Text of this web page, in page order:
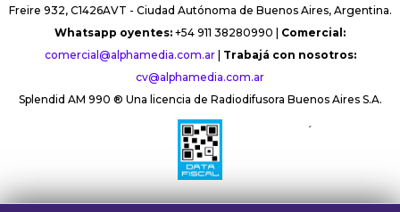
Freire 932, C1426AVT - Ciudad Autónoma de Buenos Aires, Argentina.
Whatsapp oyentes: +54 911 38280990 | Comercial:
comercial@alphamedia.com.ar| Trabajá con nosotros:
cv@alphamedia.com.ar
Splendid AM 990 ® Una licencia de Radiodifusora Buenos Aires S.A.
´